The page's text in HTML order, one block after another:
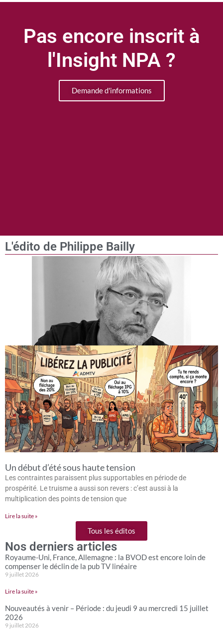
Pas encore inscrit à
l'Insight NPA ?
Demande d'informations
L'édito de Philippe Bailly
Un début d’été sous haute tension
Les contraintes paraissent plus supportables en période de
prospérité. Le truisme a aussi son revers : c’est aussi à la
multiplication des points de tension que
Lire la suite »
Tous les éditos
Nos derniers articles
Royaume-Uni, France, Allemagne : la BVOD est encore loin de
compenser le déclin de la pub TV linéaire
9 juillet 2026
Lire la suite »
Nouveautés à venir – Période : du jeudi 9 au mercredi 15 juillet
2026
9 juillet 2026